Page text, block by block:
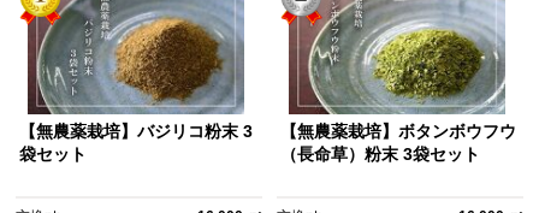
【無農薬栽培】バジリコ粉末 3
袋セット
【無農薬栽培】ボタンボウフウ
（長命草）粉末 3袋セット